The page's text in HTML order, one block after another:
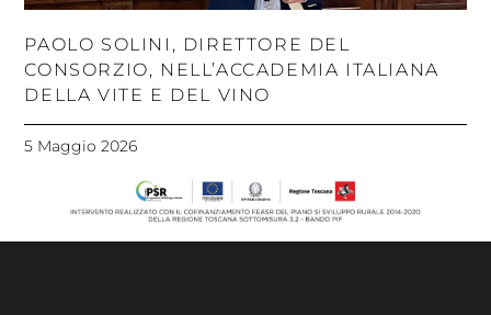
PAOLO SOLINI, DIRETTORE DEL
CONSORZIO, NELL’ACCADEMIA ITALIANA
DELLA VITE E DEL VINO
5 Maggio 2026